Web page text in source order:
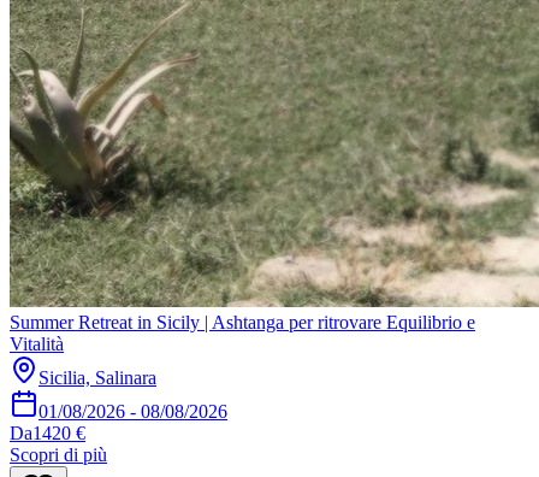
Summer Retreat in Sicily | Ashtanga per ritrovare Equilibrio e
Vitalità
Sicilia, Salinara
01/08/2026 - 08/08/2026
Da1420 €
Scopri di più